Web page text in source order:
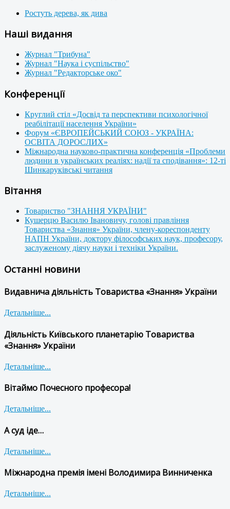
Ростуть дерева, як дива
Наші видання
Журнал "Трибуна"
Журнал "Наука і суспільство"
Журнал "Редакторське око"
Конференції
Круглий стіл «Досвід та перспективи психологічної
реабілітації населення України»
Форум «ЄВРОПЕЙСЬКИЙ СОЮЗ - УКРАЇНА:
ОСВІТА ДОРОСЛИХ»
Міжнародна науково-практична конференція «Проблеми
людини в українських реаліях: надії та сподівання»: 12-ті
Шинкаруківські читання
Вітання
Товариство "ЗНАННЯ УКРАЇНИ"
Кушерцю Василю Івановичу, голові правління
Товариства «Знання» України, члену-кореспонденту
НАПН України, доктору філософських наук, професору,
заслуженому діячу науки і техніки України.
Останні новини
Видавнича діяльність Товариства «Знання» України
Детальніше...
Діяльність Київського планетарію Товариства
«Знання» України
Детальніше...
Вітаймо Почесного професора!
Детальніше...
А суд іде…
Детальніше...
Міжнародна премія імені Володимира Винниченка
Детальніше...